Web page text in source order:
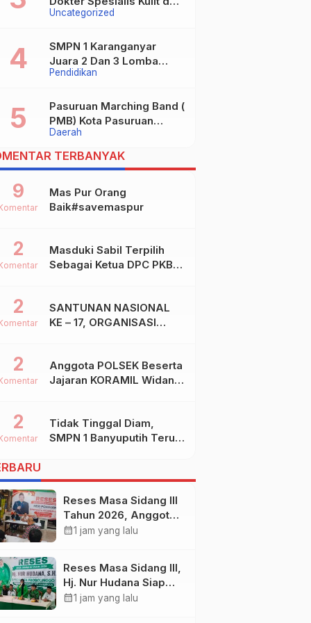
digugat ?
Uncategorized
Kelamin
Pendidikan
SMPN 1 Karanganyar
Juara 2 Dan 3 Lomba
Kaligrafi Tingkat
Daerah
Pasuruan Marching Band (
PMB) Kota Pasuruan
Akhirnya Raih Dua Gelar
Juara Dalam Kejurprov
Jatim 2024
TERBANYAK
Mas Pur Orang
Baik#savemaspur
9
Masduki Sabil Terpilih
Sebagai Ketua DPC PKB
2
SANTUNAN NASIONAL
KE – 17, ORGANISASI
2
Anggota POLSEK Beserta
Jajaran KORAMIL Widang,
PHBN Di Ds.NGADIPURO
Kec.WIDANG Kab.TUBAN
2
Tidak Tinggal Diam,
SMPN 1 Banyuputih Terus
2
Reses Masa Sidang III
Tahun 2026, Anggota
DPRD Kota
Poniman Gandeng
PUPR Jemput Aspirasi
Warga
calendar_month1 jam yang lalu
Reses Masa Sidang III,
Hj. Nur Hudana Siap
Perjuangkan Aspirasi
calendar_month1 jam yang lalu